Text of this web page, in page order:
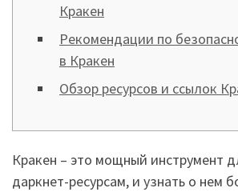
Кракен
Рекомендации по
в Кракен
Обзор ресурсов и ссылок
Кракен – это мощный инструмент
даркнет-ресурсам, и узнать о нем